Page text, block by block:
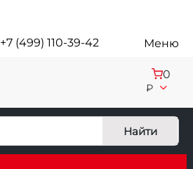
+7 (499) 110-39-42 Меню
0
₽
Найти